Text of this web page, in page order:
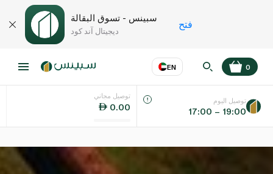
سبينس - تسوق البقالة
ديجيتال آند كود
فتح
EN
اللغة عر
UAE
0
توصيل مجاني
0.00
توصيل اليوم
17:00 – 19:00